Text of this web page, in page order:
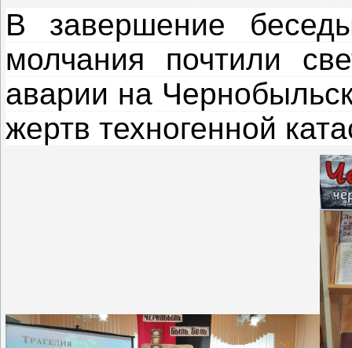
В завершение
молчания почтили
аварии на
жертв техногенной